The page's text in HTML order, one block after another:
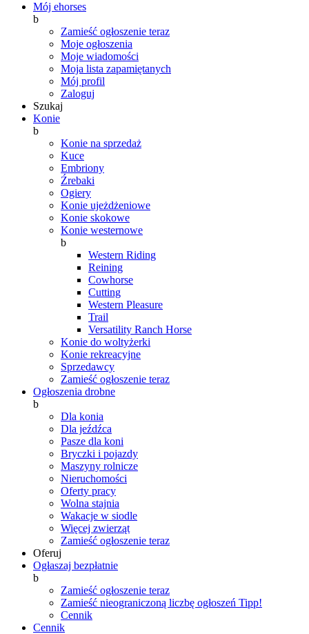
Mój ehorses
b
Zamieść ogłoszenie teraz
Moje ogłoszenia
Moje wiadomości
Moja lista zapamiętanych
Mój profil
Zaloguj
Szukaj
Konie
b
Konie na sprzedaż
Kuce
Embriony
Źrebaki
Ogiery
Konie ujeżdżeniowe
Konie skokowe
Konie westernowe
b
Western Riding
Reining
Cowhorse
Cutting
Western Pleasure
Trail
Versatility Ranch Horse
Konie do woltyżerki
Konie rekreacyjne
Sprzedawcy
Zamieść ogłoszenie teraz
Ogłoszenia drobne
b
Dla konia
Dla jeźdźca
Pasze dla koni
Bryczki i pojazdy
Maszyny rolnicze
Nieruchomości
Oferty pracy
Wolna stajnia
Wakacje w siodle
Więcej zwierząt
Zamieść ogłoszenie teraz
Oferuj
Ogłaszaj bezpłatnie
b
Zamieść ogłoszenie teraz
Zamieść nieograniczoną liczbę ogłoszeń Tipp!
Cennik
Cennik